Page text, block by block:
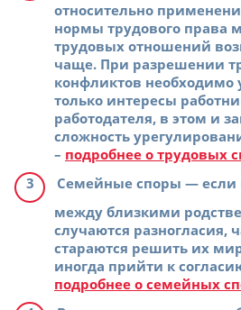
относительно
нормы трудового права
трудовых отношений
чаще. При разрешении
конфликтов необходимо
только интересы
работодателя, в этом и
сложность
– подробнее о трудовых
Семейные споры — если
между близкими
случаются разногласия,
стараются решить их
иногда прийти к
подробнее о семейных